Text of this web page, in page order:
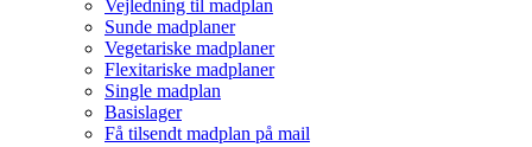
Vejledning til madplan
Sunde madplaner
Vegetariske madplaner
Flexitariske madplaner
Single madplan
Basislager
Få tilsendt madplan på mail